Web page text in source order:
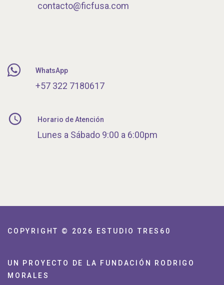
contacto@ficfusa.com
WhatsApp
+57 322 7180617
Horario de Atención
Lunes a Sábado 9:00 a 6:00pm
COPYRIGHT © 2026 ESTUDIO TRES60
UN PROYECTO DE LA FUNDACIÓN RODRIGO
MORALES